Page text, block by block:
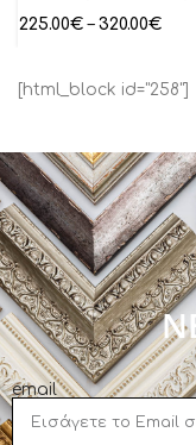
225.00€ – 320.00€
[html_block id="258"]
email